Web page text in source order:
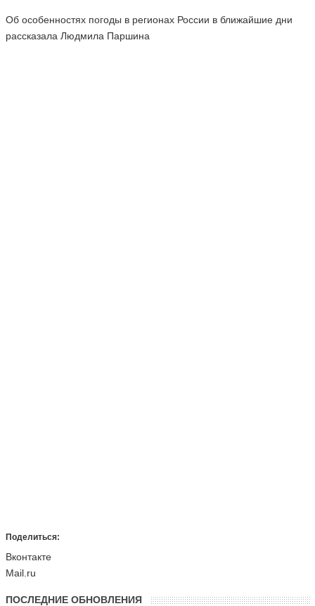
Об особенностях погоды в регионах России в ближайшие дни
рассказала Людмила Паршина
Поделиться:
Вконтакте
Mail.ru
ПОСЛЕДНИЕ ОБНОВЛЕНИЯ